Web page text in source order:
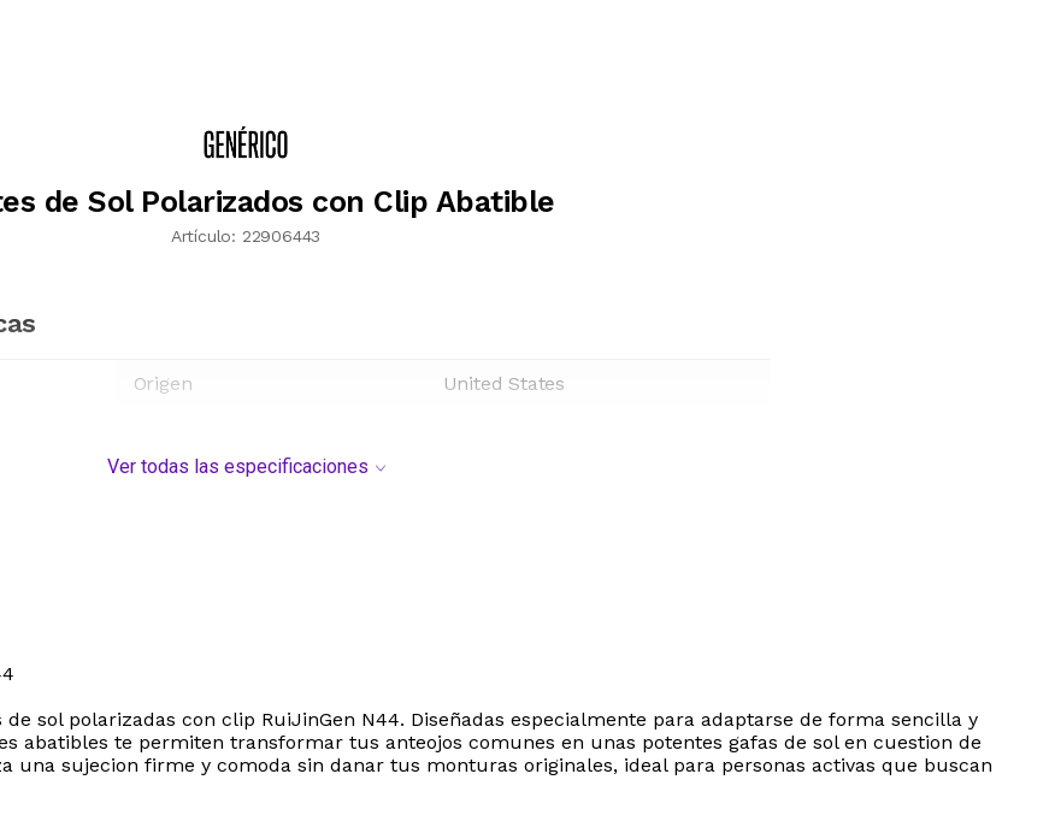
de Sol Polarizados con Clip Abatible
Artículo: 22906443
Origen United States
Ver todas las especificaciones
sol polarizadas con clip RuiJinGen N44. Diseñadas especialmente para adaptarse de forma sencilla y
abatibles te permiten transformar tus anteojos comunes en unas potentes gafas de sol en cuestion de
una sujecion firme y comoda sin danar tus monturas originales, ideal para personas activas que buscan